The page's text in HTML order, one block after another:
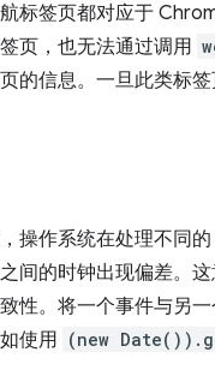
标签页都对应于
页，也无法通过调用
的信息。一旦此类标
操作系统在处理不同
间的时钟出现偏差。这
性。将一个事件与另
使用 (new